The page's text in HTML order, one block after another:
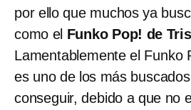
por ello que muchos ya
como el Funko Pop! de
Lamentablemente el Funko
es uno de los más
conseguir, debido a que no